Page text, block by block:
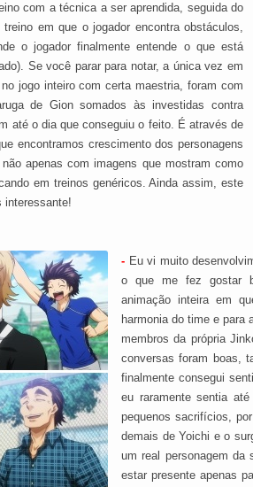
com a técnica a ser aprendida, seguida do
em que o jogador encontra obstáculos,
o jogador finalmente entende o que está
Se você parar para notar, a única vez em
jogo inteiro com certa maestria, foram com
de Gion somados às investidas contra
até o dia que conseguiu o feito. É através de
encontramos crescimento dos personagens
apenas com imagens que mostram como
em treinos genéricos. Ainda assim, este
interessante!
- Eu vi muito
o que me fez gostar
animação inteira em
harmonia do time e para
membros da própria
conversas foram boas,
finalmente consegui
eu raramente sentia
pequenos sacrifícios,
demais de Yoichi e o
um real personagem da
estar presente apenas